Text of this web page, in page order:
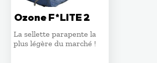
Ozone F*LITE 2
La sellette parapente la
plus légère du marché !